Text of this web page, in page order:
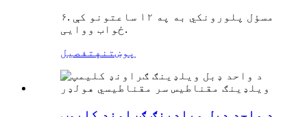
۶. مسؤل پلورونکي به په ۱۲ ساعتونو کې
ځواب ووایی.
پوښتنه تفصیل